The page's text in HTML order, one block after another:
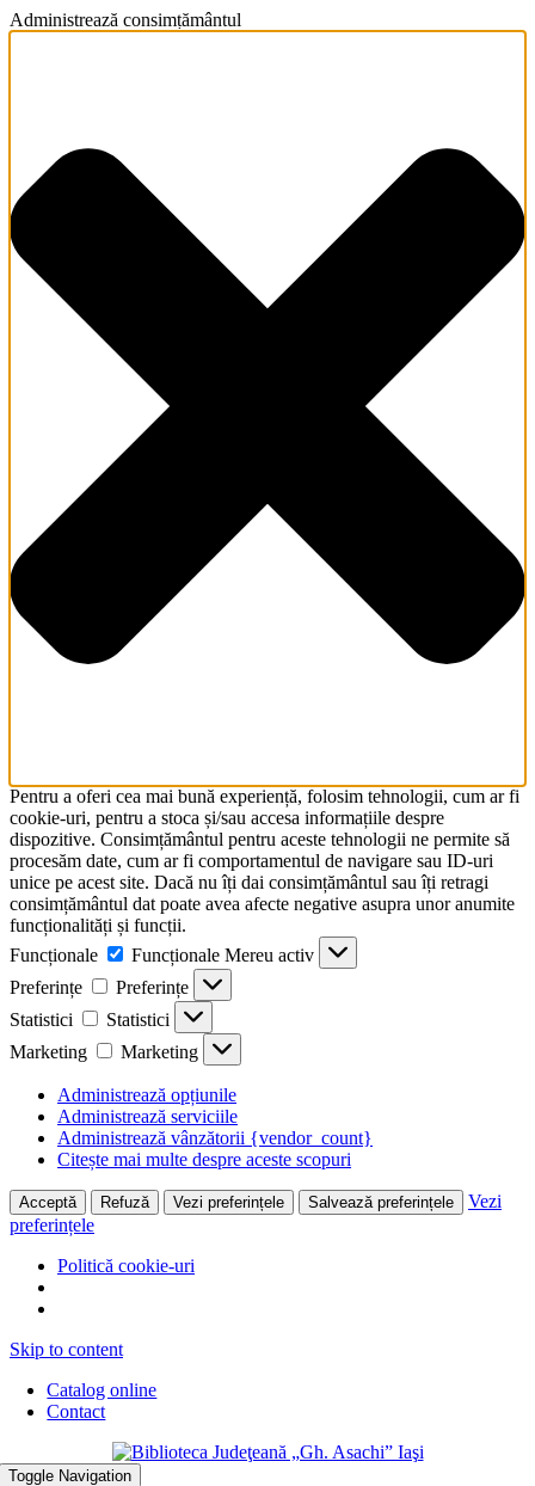
Administrează consimțământul
Pentru a oferi cea mai bună experiență, folosim tehnologii, cum ar fi
cookie-uri, pentru a stoca și/sau accesa informațiile despre
dispozitive. Consimțământul pentru aceste tehnologii ne permite să
procesăm date, cum ar fi comportamentul de navigare sau ID-uri
unice pe acest site. Dacă nu îți dai consimțământul sau îți retragi
consimțământul dat poate avea afecte negative asupra unor anumite
funcționalități și funcții.
Funcționale
Funcționale Mereu activ
Preferințe
Preferințe
Statistici
Statistici
Marketing
Marketing
Administrează opțiunile
Administrează serviciile
Administrează vânzătorii {vendor_count}
Citește mai multe despre aceste scopuri
Acceptă Refuză Vezi preferințele Salvează preferințele
Vezi
preferințele
Politică cookie-uri
Skip to content
Catalog online
Contact
Toggle Navigation